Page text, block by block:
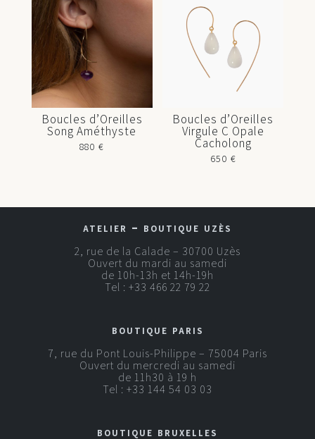
Boucles d’Oreilles
Song Améthyste
880€
Boucles d’Oreilles
Virgule C Opale
Cacholong
650 €
atelier – boutique uzès
2, rue de la Calade – 30700 Uzès
Ouvert du mardi au samedi
de 10h-13h et 14h-19h
Tel : +33 466 22 79 22
boutique paris
7, rue du Pont Louis-Philippe – 75004 Paris
Ouvert du mercredi au samedi
de 11h30 à 19 h
Tel : +33 144 54 03 03
boutique bruxelles